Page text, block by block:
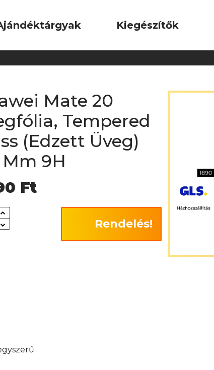
Kiegészítők
Mate 20
Tempered
(Edzett Üveg)
9H
Ft
Rendelés!